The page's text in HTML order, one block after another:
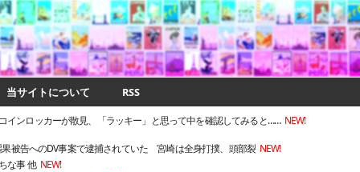
当サイトについて RSS
インロッカーが散見、「ラッキー」と思って中を確認してみると…… NEW!
果被告へのDV事案で逮捕されていた 宮崎は全身打撲、頭部裂 NEW!
な事 他 NEW!